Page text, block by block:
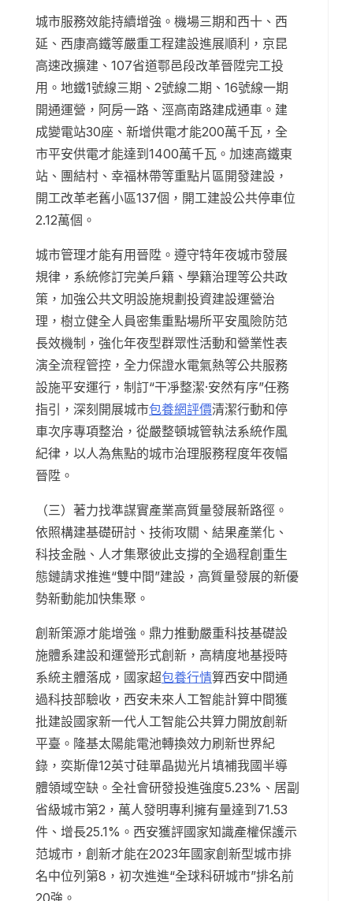
城市服務效能持續增強。機場三期和西十、西
延、西康高鐵等嚴重工程建設進展順利，京昆
高速改擴建、107省道鄠邑段改革晉陞完工投
用。地鐵1號線三期、2號線二期、16號線一期
開通運營，阿房一路、涇高南路建成通車。建
成變電站30座、新增供電才能200萬千瓦，全
市平安供電才能達到1400萬千瓦。加速高鐵東
站、團結村、幸福林帶等重點片區開發建設，
開工改革老舊小區137個，開工建設公共停車位
2.12萬個。
城市管理才能有用晉陞。遵守特年夜城市發展
規律，系統修訂完美戶籍、學籍治理等公共政
策，加強公共文明設施規劃投資建設運營治
理，樹立健全人員密集重點場所平安風險防范
長效機制，強化年夜型群眾性活動和營業性表
演全流程管控，全力保證水電氣熱等公共服務
設施平安運行，制訂“干凈整潔·安然有序”任務
指引，深刻開展城市包養網評價清潔行動和停
車次序專項整治，從嚴整頓城管執法系統作風
紀律，以人為焦點的城市治理服務程度年夜幅
晉陞。
（三）著力找準謀實產業高質量發展新路徑。
依照構建基礎研討、技術攻關、結果產業化、
科技金融、人才集聚彼此支撐的全過程創重生
態鏈請求推進“雙中間”建設，高質量發展的新優
勢新動能加快集聚。
創新策源才能增強。鼎力推動嚴重科技基礎設
施體系建設和運營形式創新，高精度地基授時
系統主體落成，國家超包養行情算西安中間通
過科技部驗收，西安未來人工智能計算中間獲
批建設國家新一代人工智能公共算力開放創新
平臺。隆基太陽能電池轉換效力刷新世界紀
錄，奕斯偉12英寸硅單晶拋光片填補我國半導
體領域空缺。全社會研發投進強度5.23%、居副
省級城市第2，萬人發明專利擁有量達到71.53
件、增長25.1%。西安獲評國家知識產權保護示
范城市，創新才能在2023年國家創新型城市排
名中位列第8，初次進進“全球科研城市”排名前